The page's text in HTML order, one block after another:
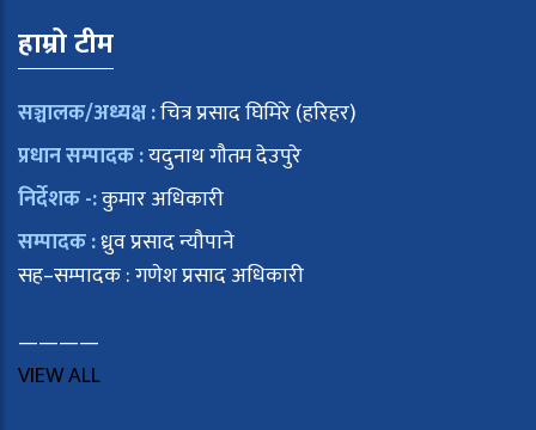
हाम्रो टीम
सञ्चालक/अध्यक्ष :चित्र प्रसाद घिमिरे (हरिहर)
प्रधान सम्पादक :यदुनाथ गौतम देउपुरे
निर्देशक -:कुमार अधिकारी
सम्पादक :ध्रुव प्रसाद न्यौपाने
सह–सम्पादक : गणेश प्रसाद अधिकारी
————
VIEW ALL